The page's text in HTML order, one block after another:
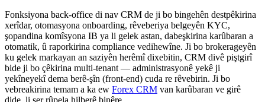
Fonksiyona back-office di nav CRM de ji bo bingehên destpêkirina
xerîdar, otomasyona onboarding, rêveberiya belgeyên KYC,
şopandina komîsyona IB ya li gelek astan, dabeşkirina karûbaran a
otomatik, û raporkirina compliance vedihewîne. Ji bo brokerageyên
ku gelek markayan an saziyên herêmî dixebitin, CRM divê piştgirî
bide ji bo çêkirina multi-tenant — administrasyonê yekê ji
yekîneyekî dema berê-şîn (front-end) cuda re rêvebirin. Ji bo
vebreakirina temam a ka ew Forex CRM van karûbaran ve girê
dide, li ser rûpela hilberê binêre.